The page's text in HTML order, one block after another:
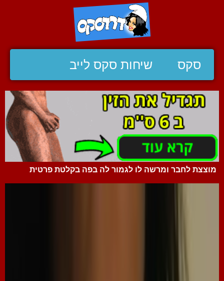
סקס שיחות סקס לייב
מוצצת לחבר ומרשה לו לגמור לה בפה בקלטת פרטית